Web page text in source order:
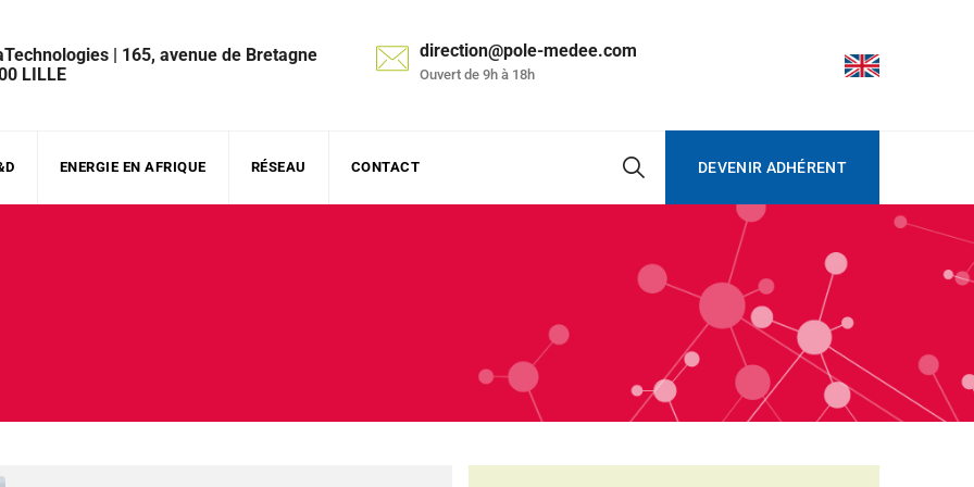
| 165, avenue de Bretagne
LILLE
direction@pole-medee.com
Ouvert de 9h à 18h
ENERGIE EN AFRIQUE RÉSEAU CONTACT DEVENIR ADHÉRENT